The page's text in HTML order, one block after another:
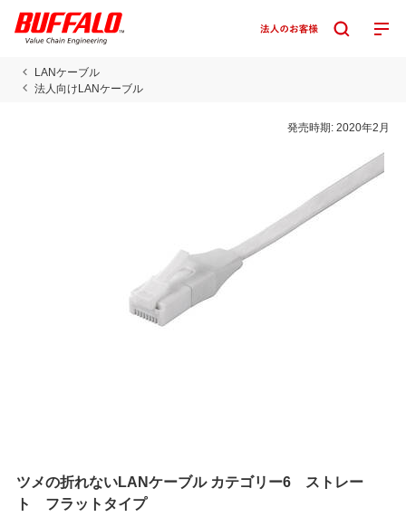
LANケーブル
法人向けLANケーブル
発売時期:2020年2月
ツメの折れないLANケーブル カテゴリー6 ストレー
ト フラットタイプ